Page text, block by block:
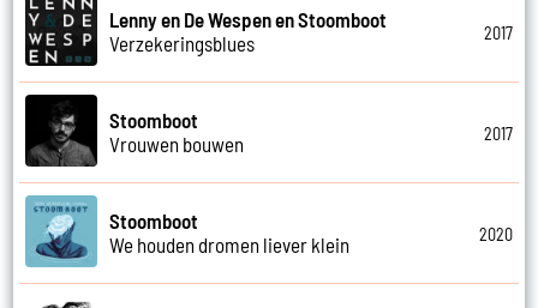
Lenny en De Wespen en Stoomboot
Verzekeringsblues
2017
Stoomboot
Vrouwen bouwen
2017
Stoomboot
We houden dromen liever klein
2020